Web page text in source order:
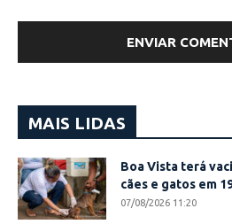
MAIS LIDAS
Boa Vista terá
cães e gatos em
07/08/2026 11:20